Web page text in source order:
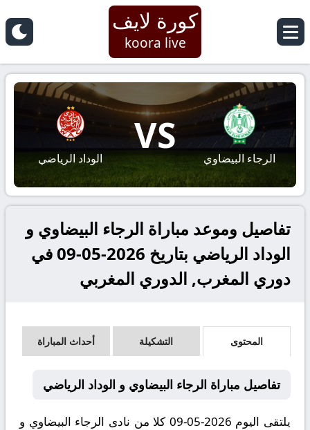
كورة لايف
koora live
الرجاء البيضاوي
VS
الوداد الرياضي
تفاصيل وموعد مباراة الرجاء البيضاوي و
الوداد الرياضي بتاريخ 2026-05-09 في
دوري المغرب, الدوري المغربي
المحتوى التشكيلة أحداث المباراة
تفاصيل مباراة الرجاء البيضاوي و الوداد الرياضي
يلتقى اليوم 2026-05-09 كلا من نادى الرجاء البيضاوي و